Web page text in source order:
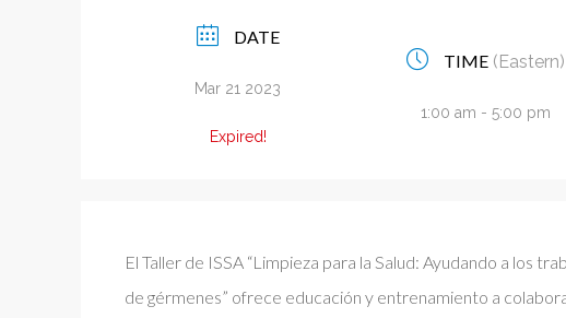
DATE
Mar 21 2023
Expired!
TIME (Eastern)
1:00 am - 5:00 pm
El Taller de ISSA “Limpieza para la Salud: Ayudando a los
de gérmenes” ofrece educación y entrenamiento a